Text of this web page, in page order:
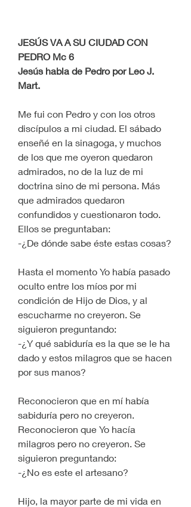
JESÚS VA A SU CIUDAD CON
PEDRO Mc 6
Jesús habla de Pedro por Leo J.
Mart.
Me fui con Pedro y con los otros
discípulos a mi ciudad. El sábado
enseñé en la sinagoga, y muchos
de los que me oyeron quedaron
admirados, no de la luz de mi
doctrina sino de mi persona. Más
que admirados quedaron
confundidos y cuestionaron todo.
Ellos se preguntaban:
Hasta el momento Yo había pasado
oculto entre los míos por mi
condición de Hijo de Dios, y al
escucharme no creyeron. Se
siguieron preguntando:
-¿Y qué sabiduría es la que se le ha
dado y estos milagros que se hacen
por sus manos?
Reconocieron que en mí había
sabiduría pero no creyeron.
Reconocieron que Yo hacía
milagros pero no creyeron. Se
siguieron preguntando:
-¿No es este el artesano?
Hijo, la mayor parte de mi vida en